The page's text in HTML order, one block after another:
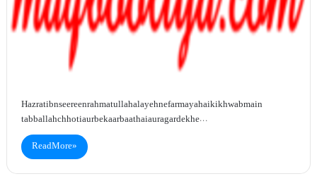
Hazrat ibn seereen rahmatullah alayeh ne farmaya hai ki khwab main
tabballah chhoti aur bekaar baat hai aur agar dekhe…
Read More »